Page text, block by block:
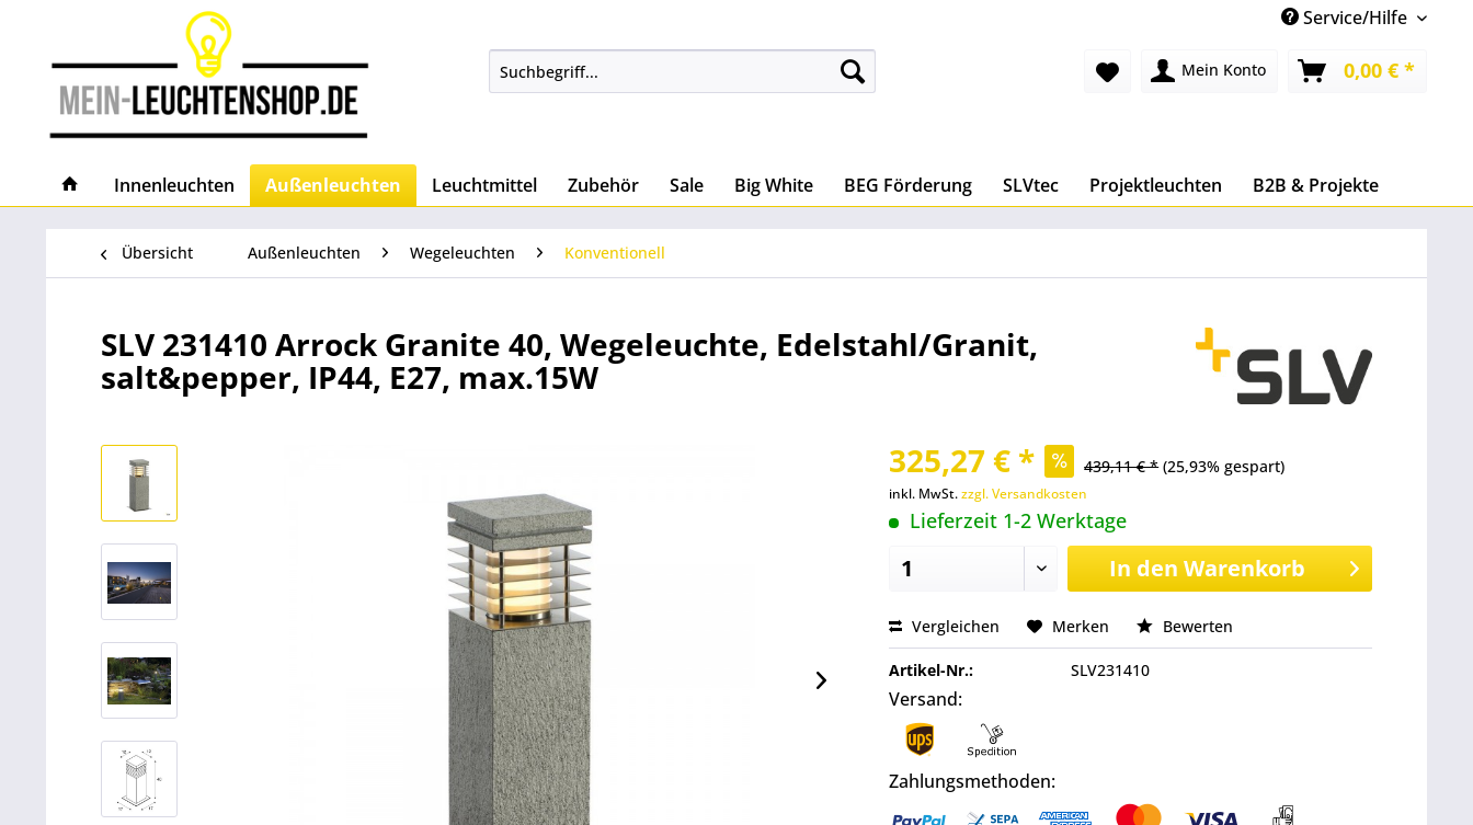
Service/Hilfe
Mein Konto 0,00 € *
Innenleuchten Außenleuchten Leuchtmittel Zubehör Sale Big White BEG Förderung SLVtec Projektleuchten B2B & Projekte
Übersicht Außenleuchten Wegeleuchten Konventionell
SLV 231410 Arrock Granite 40, Wegeleuchte, Edelstahl/Granit,
salt&pepper, IP44, E27, max.15W
325,27 € *
439,11 € * (25,93% gespart)
inkl. MwSt.zzgl. Versandkosten
Lieferzeit 1-2 Werktage
In den Warenkorb
Vergleichen Merken Bewerten
Artikel-Nr.: SLV231410
Versand:
Zahlungsmethoden: